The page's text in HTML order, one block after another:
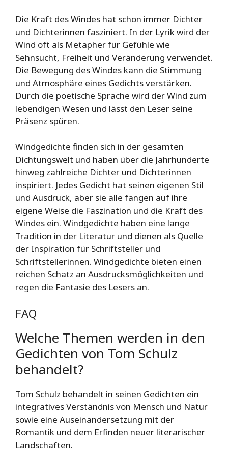
Die Kraft des Windes hat schon immer Dichter
und Dichterinnen fasziniert. In der Lyrik wird der
Wind oft als Metapher für Gefühle wie
Sehnsucht, Freiheit und Veränderung verwendet.
Die Bewegung des Windes kann die Stimmung
und Atmosphäre eines Gedichts verstärken.
Durch die poetische Sprache wird der Wind zum
lebendigen Wesen und lässt den Leser seine
Präsenz spüren.
Windgedichte finden sich in der gesamten
Dichtungswelt und haben über die Jahrhunderte
hinweg zahlreiche Dichter und Dichterinnen
inspiriert. Jedes Gedicht hat seinen eigenen Stil
und Ausdruck, aber sie alle fangen auf ihre
eigene Weise die Faszination und die Kraft des
Windes ein. Windgedichte haben eine lange
Tradition in der Literatur und dienen als Quelle
der Inspiration für Schriftsteller und
Schriftstellerinnen. Windgedichte bieten einen
reichen Schatz an Ausdrucksmöglichkeiten und
regen die Fantasie des Lesers an.
FAQ
Welche Themen werden in den
Gedichten von Tom Schulz
behandelt?
Tom Schulz behandelt in seinen Gedichten ein
integratives Verständnis von Mensch und Natur
sowie eine Auseinandersetzung mit der
Romantik und dem Erfinden neuer literarischer
Landschaften.